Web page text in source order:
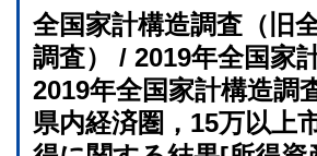
全国家計構造調査（旧
調査） / 2019年全国家
2019年全国家計構造調
県内経済圏，15万以上